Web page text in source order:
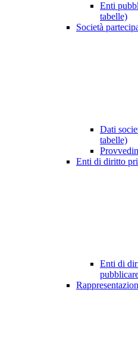
Enti
tabelle)
Società
Dati
tabelle)
Enti di diritto
Enti di